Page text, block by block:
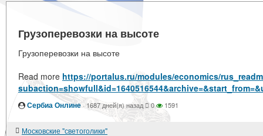
Грузоперевозки на высоте
Грузоперевозки на высоте
Read more https://portalus.ru/modules/economics/
Сербиа Онлине · 1687 дней(я) назад 0 1591
Московские "светоголики"